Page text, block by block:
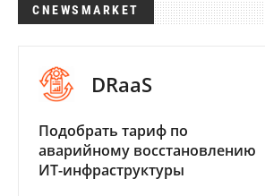
CNEWSMARKET
DRaaS
Подобрать тариф по
аварийному восстановлению
ИТ-инфраструктуры